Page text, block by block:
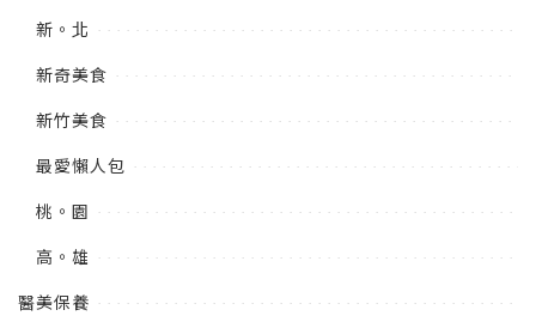
新。北
新奇美食
新竹美食
最愛懶人包
桃。園
高。雄
醫美保養